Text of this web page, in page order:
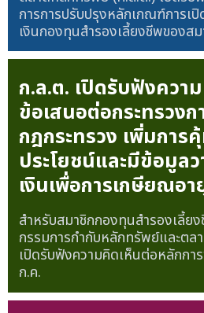
การการปรับปรุงหลักเกณฑ์การเ
เงินกองทุนสำรองเลี้ยงชีพของสม
ก.ล.ต. เปิดรับฟังควา
ข้อเสนอต่อกระทรวง
กฎกระทรวง เพิ่มการ
ประโยชน์และมีข้อมูล
เงินเพื่อการเกษียณอา
สำหรับสมาชิกกองทุนสำรองเลี้ย
กรรมการกำกับหลักทรัพย์และต
เปิดรับฟังความคิดเห็นต่อหลักกา
ก.ค.